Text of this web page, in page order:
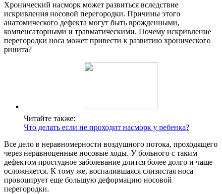
Хронический насморк может развиться вследствие
искривления носовой перегородки. Причины этого
анатомического дефекта могут быть врожденными,
компенсаторными и травматическими. Почему искривление
перегородки носа может привести к развитию хронического
ринита?
Читайте также:
Что делать если не проходит насморк у ребенка?
Все дело в неравномерности воздушного потока, проходящего
через неравноценные носовые ходы. У больного с таким
дефектом простудное заболевание длится более долго и чаще
осложняется. К тому же, воспалившаяся слизистая носа
провоцирует еще большую деформацию носовой
перегородки.